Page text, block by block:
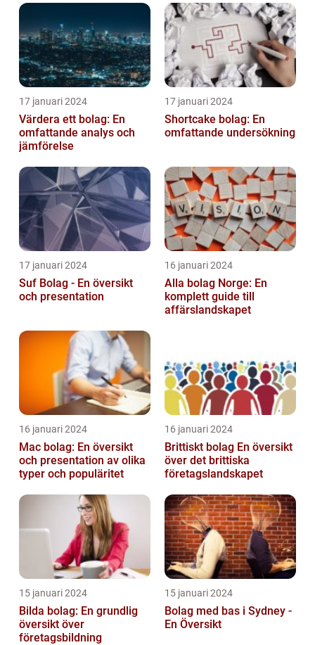
17 januari 2024
Värdera ett bolag: En
omfattande analys och
jämförelse
17 januari 2024
Shortcake bolag: En
omfattande undersökning
17 januari 2024
Suf Bolag - En översikt
och presentation
16 januari 2024
Alla bolag Norge: En
komplett guide till
affärslandskapet
16 januari 2024
Mac bolag: En översikt
och presentation av olika
typer och populäritet
16 januari 2024
Brittiskt bolag En översikt
över det brittiska
företagslandskapet
15 januari 2024
Bilda bolag: En grundlig
översikt över
företagsbildning
15 januari 2024
Bolag med bas i Sydney -
En Översikt